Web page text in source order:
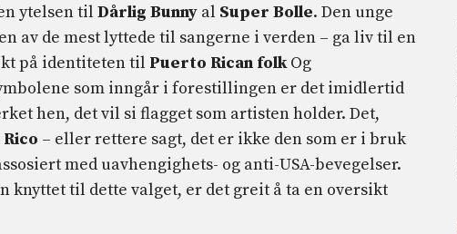
ytelsen til Dårlig Bunny al Super Bolle. Den unge
av de mest lyttede til sangerne i verden – ga liv til en
på identiteten til Puerto Rican folkOg
som inngår i forestillingen er det imidlertid
hen, det vil si flagget som artisten holder. Det,
– eller rettere sagt, det er ikke den som er i bruk
med uavhengighets- og anti-USA-bevegelser.
knyttet til dette valget, er det greit å ta en oversikt